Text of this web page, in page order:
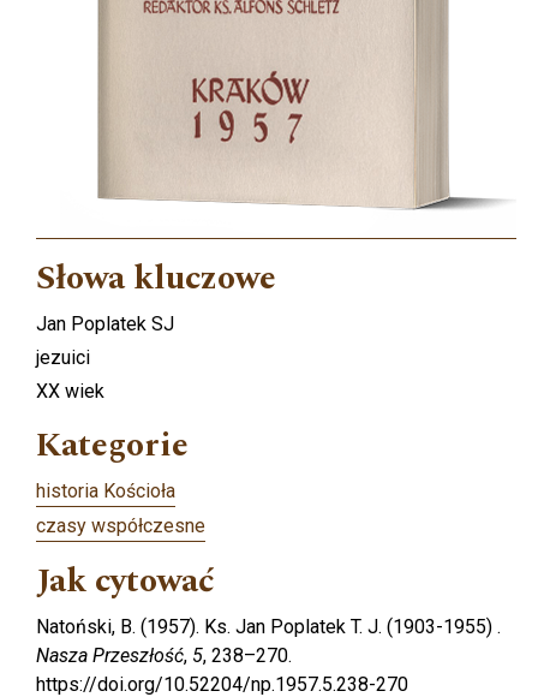
Słowa kluczowe
Jan Poplatek SJ
jezuici
XX wiek
Kategorie
historia Kościoła
czasy współczesne
Jak cytować
Natoński, B. (1957). Ks. Jan Poplatek T. J. (1903-1955) .
Nasza Przeszłość, 5, 238–270.
https://doi.org/10.52204/np.1957.5.238-270